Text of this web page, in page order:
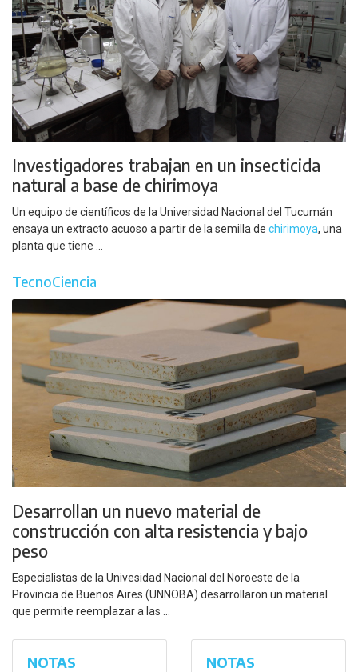
Investigadores trabajan en un insecticida
natural a base de chirimoya
Un equipo de científicos de la Universidad Nacional del Tucumán
ensaya un extracto acuoso a partir de la semilla de chirimoya, una
planta que tiene ...
TecnoCiencia
Desarrollan un nuevo material de
construcción con alta resistencia y bajo
peso
Especialistas de la Univesidad Nacional del Noroeste de la
Provincia de Buenos Aires (UNNOBA) desarrollaron un material
que permite reemplazar a las ...
NOTAS NOTAS